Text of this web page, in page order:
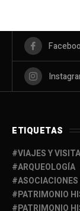
ETIQUETAS
VIAJES Y
ARQUEOLOGÍA
PATRIMONIO
PATRIMONIO